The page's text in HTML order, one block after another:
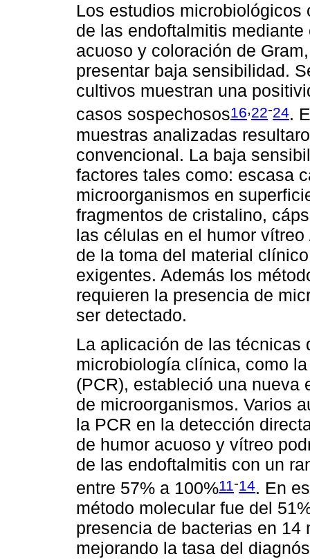
Los estudios
de las endoftalmitis
acuoso y coloración de
presentar baja sensibilidad.
cultivos muestran una
casos sospechosos16,22-24.
muestras analizadas
convencional. La baja
factores tales como: escasa
microorganismos en
fragmentos de cristalino,
las células en el humor
de la toma del material
exigentes. Además los
requieren la presencia de
ser detectado.
La aplicación de las técnicas
microbiología clínica, como
(PCR), estableció una nueva
de microorganismos. Varios
la PCR en la detección
de humor acuoso y vítreo
de las endoftalmitis con un
entre 57% a 100%11-14. En
método molecular fue del
presencia de bacterias en
mejorando la tasa del